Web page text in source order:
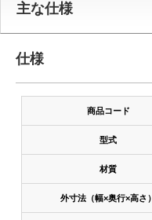
主な仕様
仕様
商品コード
型式
材質
外寸法（幅×奥行×高さ）